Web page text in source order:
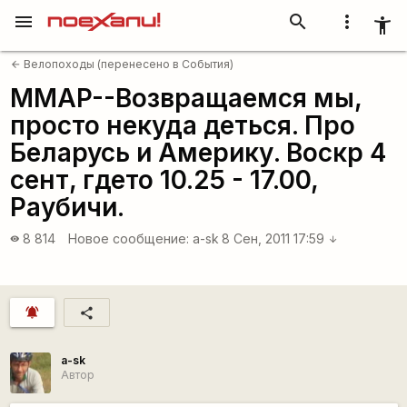
more_vert accessibility_new
search
menu
arrow_back Велопоходы (перенесено в События)
MMAP--Возвращаемся мы,
просто некуда деться. Про
Беларусь и Америку. Воскр 4
сент, гдето 10.25 - 17.00,
Раубичи.
visibility 8 814 Новое сообщение: a-sk 8 Сен, 2011 17:59 arrow_downward
notifications_active share
a-sk
Автор